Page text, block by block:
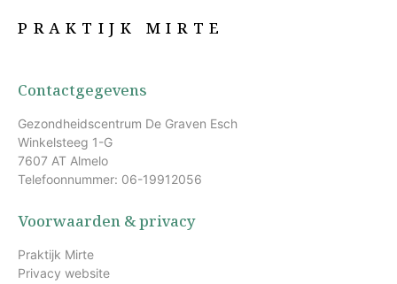
PRAKTIJK MIRTE
Contactgegevens
Gezondheidscentrum De Graven Esch
Winkelsteeg 1-G
7607 AT Almelo
Telefoonnummer: 06-19912056
Voorwaarden & privacy
Praktijk Mirte
Privacy website